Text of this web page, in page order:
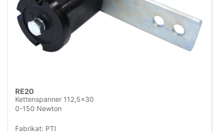
RE20
Kettenspanner 112,5x30
0-150 Newton
Fabrikat: PTI